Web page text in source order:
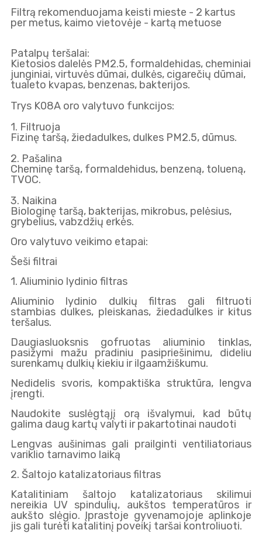
Filtrą rekomenduojama keisti mieste - 2 kartus
per metus, kaimo vietovėje - kartą metuose
Patalpų teršalai:
Kietosios dalelės PM2.5, formaldehidas, cheminiai
junginiai, virtuvės dūmai, dulkės, cigarečių dūmai,
tualeto kvapas, benzenas, bakterijos.
Trys K08A oro valytuvo funkcijos:
1. Filtruoja
Fizinę taršą, žiedadulkes, dulkes PM2.5, dūmus.
2. Pašalina
Cheminę taršą, formaldehidus, benzeną, tolueną,
TVOC.
3. Naikina
Biologinę taršą, bakterijas, mikrobus, pelėsius,
grybelius, vabzdžių erkės.
Oro valytuvo veikimo etapai:
Šeši filtrai
1. Aliuminio lydinio filtras
Aliuminio lydinio dulkių filtras gali filtruoti
stambias dulkes, pleiskanas, žiedadulkes ir kitus
teršalus.
Daugiasluoksnis gofruotas aliuminio tinklas,
pasižymi mažu pradiniu pasipriešinimu, dideliu
surenkamų dulkių kiekiu ir ilgaamžiškumu.
Nedidelis svoris, kompaktiška struktūra, lengva
įrengti.
Naudokite suslėgtąjį orą išvalymui, kad būtų
galima daug kartų valyti ir pakartotinai naudoti
Lengvas aušinimas gali prailginti ventiliatoriaus
variklio tarnavimo laiką
2. Šaltojo katalizatoriaus filtras
Katalitiniam šaltojo katalizatoriaus skilimui
nereikia UV spindulių, aukštos temperatūros ir
aukšto slėgio. Įprastoje gyvenamojoje aplinkoje
jis gali turėti katalitinį poveikį taršai kontroliuoti.